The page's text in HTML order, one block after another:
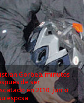
Gorbea, minutos
de ser
en 2010, junto
esposa